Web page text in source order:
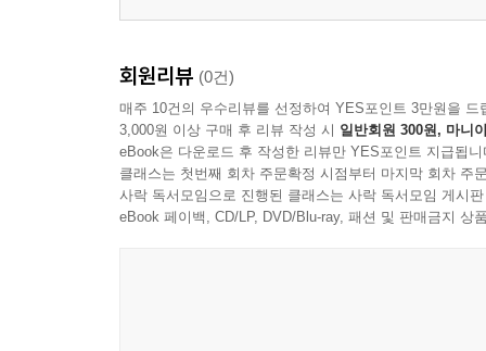
회원리뷰 (0건)
매주 10건의 우수리뷰를 선정하여 YES포인트 3만원을 드
3,000원 이상 구매 후 리뷰 작성 시 일반회원 300원, 마니
eBook은 다운로드 후 작성한 리뷰만 YES포인트 지급됩니
클래스는 첫번째 회차 주문확정 시점부터 마지막 회차 주
사락 독서모임으로 진행된 클래스는 사락 독서모임 게시
eBook 페이백, CD/LP, DVD/Blu-ray, 패션 및 판매금지 상